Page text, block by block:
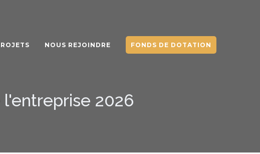
NOUS REJOINDRE FONDS DE DOTATION
2026